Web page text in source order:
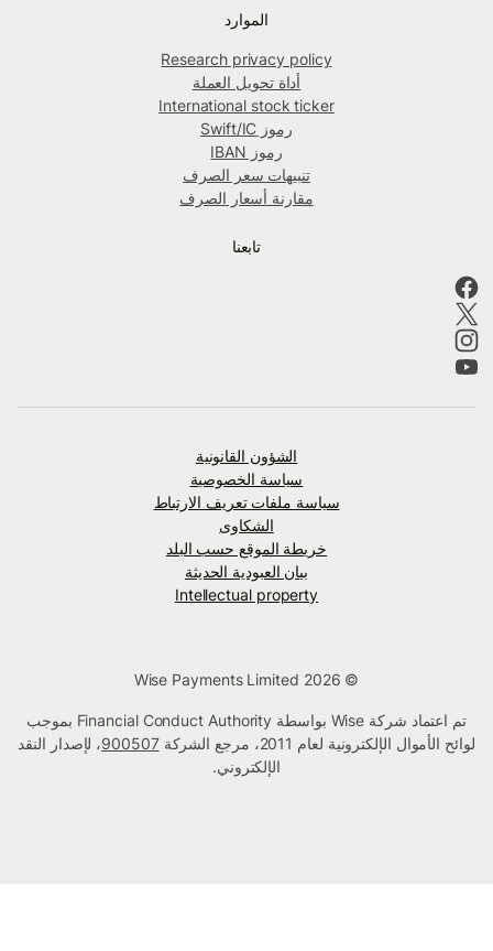
الموارد
Research privacy policy
أداة تحويل العملة
International stock ticker
رموز Swift/IC
رموز IBAN
تنبيهات سعر الصرف
مقارنة أسعار الصرف
تابعنا
الشؤون القانونية
سياسة الخصوصية
سياسة ملفات تعريف الارتباط
الشكاوى
خريطة الموقع حسب البلد
بيان العبودية الحديثة
Intellectual property
تم اعتماد شركة Wise بواسطة Financial Conduct Authority بموجب
لوائح الأموال الإلكترونية لعام 2011، مرجع الشركة
900507، لإصدار النقد
الإلكتروني.